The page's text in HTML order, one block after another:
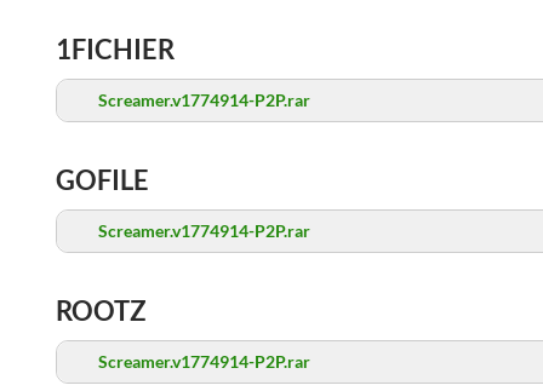
1FICHIER
Screamer.v1774914-P2P.rar
GOFILE
Screamer.v1774914-P2P.rar
ROOTZ
Screamer.v1774914-P2P.rar